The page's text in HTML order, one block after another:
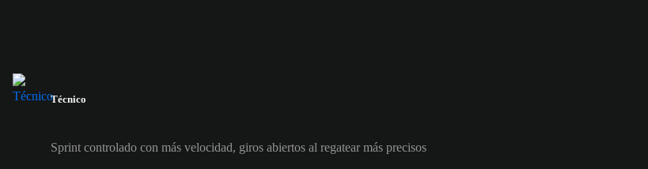
Técnico
Sprint controlado con más velocidad, giros abiertos al regatear más precisos